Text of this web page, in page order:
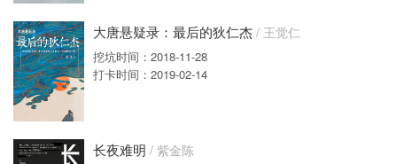
大唐悬疑录：最后的狄仁杰 / 王觉仁
挖坑时间：2018-11-28
打卡时间：2019-02-14
长夜难明 / 紫金陈